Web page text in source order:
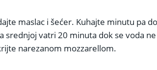
maslac i šećer. Kuhajte minutu pa
srednjoj vatri 20 minuta dok se voda
narezanom mozzarellom.